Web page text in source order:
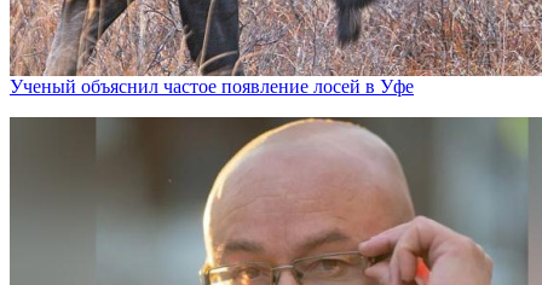
Ученый объяснил частое появление лосей в Уфе